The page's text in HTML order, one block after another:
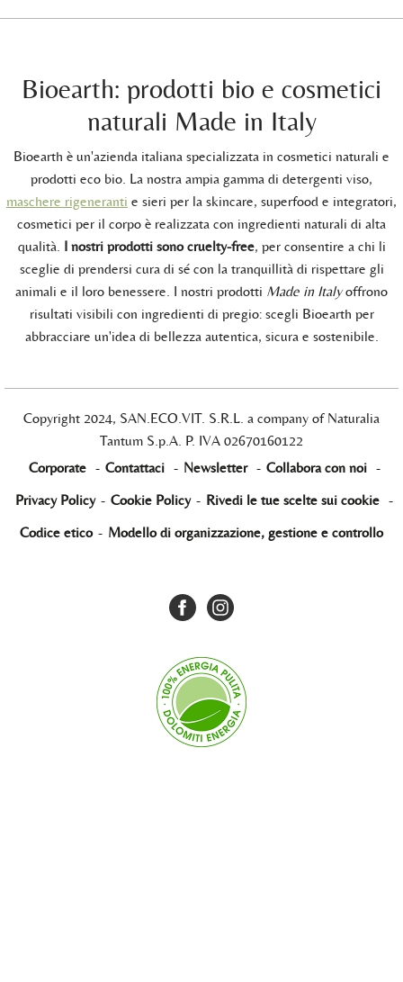
Bioearth: prodotti bio e cosmetici
naturali Made in Italy
Bioearth è un'azienda italiana specializzata in cosmetici naturali e
prodotti eco bio. La nostra ampia gamma di detergenti viso,
maschere rigeneranti e sieri per la skincare, superfood e integratori,
cosmetici per il corpo è realizzata con ingredienti naturali di alta
qualità. I nostri prodotti sono cruelty-free, per consentire a chi li
sceglie di prendersi cura di sé con la tranquillità di rispettare gli
animali e il loro benessere. I nostri prodotti Made in Italyoffrono
risultati visibili con ingredienti di pregio: scegli Bioearth per
abbracciare un'idea di bellezza autentica, sicura e sostenibile.
Copyright 2024, SAN.ECO.VIT. S.R.L. a company of Naturalia
Tantum S.p.A. P. IVA 02670160122
Corporate - Contattaci - Newsletter - Collabora con noi -
Privacy Policy - Cookie Policy - Rivedi le tue scelte sui cookie -
Codice etico - Modello di organizzazione, gestione e controllo